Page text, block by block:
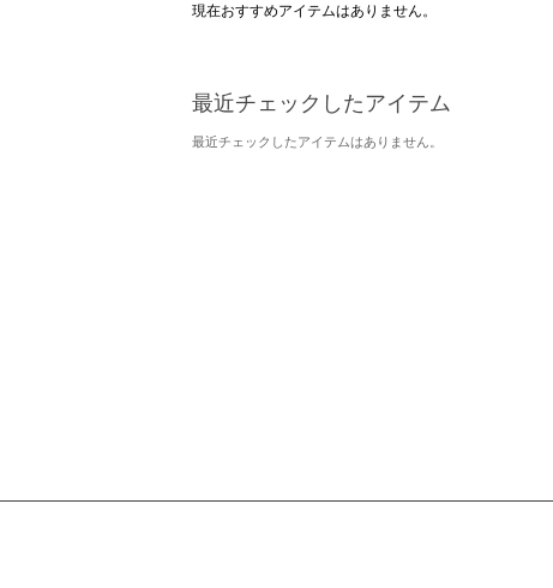
現在おすすめアイテムはありません。
最近チェックしたアイテム
最近チェックしたアイテムはありません。